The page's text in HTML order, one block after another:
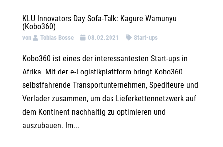
KLU Innovators Day Sofa-Talk: Kagure Wamunyu
(Kobo360)
von Tobias Bosse 08.02.2021 Start-ups
Kobo360 ist eines der interessantesten Start-ups in
Afrika. Mit der e-Logistikplattform bringt Kobo360
selbstfahrende Transportunternehmen, Spediteure und
Verlader zusammen, um das Lieferkettennetzwerk auf
dem Kontinent nachhaltig zu optimieren und
auszubauen. Im...